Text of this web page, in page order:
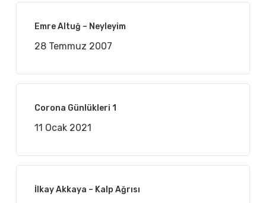
Emre Altuğ – Neyleyim
28 Temmuz 2007
Corona Günlükleri 1
11 Ocak 2021
İlkay Akkaya – Kalp Ağrısı